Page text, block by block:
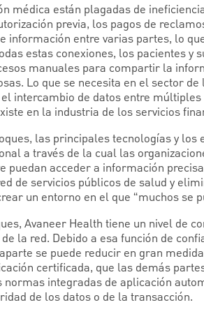
médica están plagadas de
previa, los pagos de
información entre varias partes, lo
estas conexiones, los pacientes y
manuales para compartir la
Lo que se necesita en el sector
intercambio de datos entre múltiples
en la industria de los servicios
las principales tecnologías y los
a través de la cual las
puedan acceder a información
de servicios públicos de salud y
un entorno en el que “muchos se
Avaneer Health tiene un nivel de
la red. Debido a esa función de
se puede reducir en gran
certificada, que las demás
integradas de aplicación
de los datos o de la transacción.